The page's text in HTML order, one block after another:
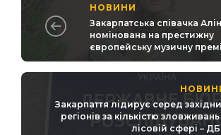
НОВИНИ
Закарпатська співачка
номінована на престижну
європейську музичну
Закарпаття лідирує серед
регіонів за кількістю зловживань
лісовій сфері –